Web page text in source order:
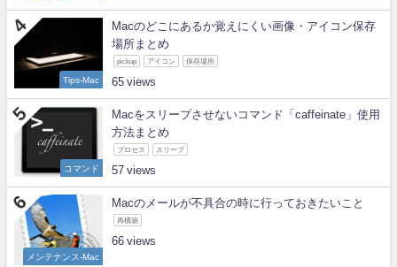
Tips-Mac
Macのどこにあるか覚えにくい画像・アイコン保存
場所まとめ
pickup アイコン 保存場所
65
コマンド
Macをスリープさせないコマンド「caffeinate」使用
方法まとめ
プロセス スリープ
57
メンテナンス-Mac
Macのメールが不具合の時に行っておきたいこと
再構築
66